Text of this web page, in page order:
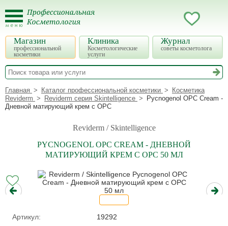
Магазин
профессиональной
косметики
Клиника
Косметологические
услуги
Журнал
советы косметолога
Главная Каталог профессиональной косметики
Косметика
Reviderm
Reviderm серия Skintelligence
Pycnogenol OPC Cream -
Дневной матирующий крем с OPC
Reviderm / Skintelligence
PYCNOGENOL OPC CREAM - ДНЕВНОЙ
МАТИРУЮЩИЙ КРЕМ С OPC 50 МЛ
Артикул:
19292